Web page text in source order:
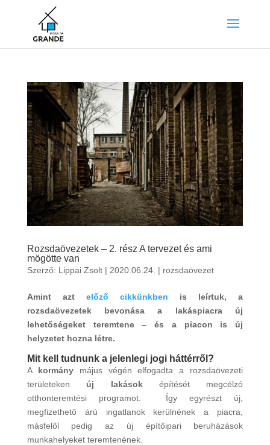
Rozsdaövezetek – 2. rész A tervezet és ami
mögötte van
Szerző: Lippai Zsolt| 2020.06.24. | rozsdaövezet
Amint azt előző cikkünkben is leírtuk, a
rozsdaövezetek bevonása a lakáspiacra új
lehetőségeket teremtene – és a piacon is új
helyzetet hozna létre.
Mit kell tudnunk a jelenlegi jogi háttérről?
A kormány május végén elfogadta a rozsdaövezeti
területeken új lakásoképítését megcélzó
otthonteremtési programot. Így egyrészt új,
megfizethető árú ingatlanok kerülnének a piacra,
másfelől pedig az új építőipari beruházások
munkahelyeket teremtenének.